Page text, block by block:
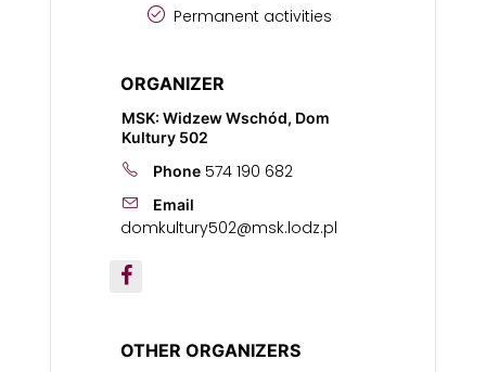
Permanent activities
ORGANIZER
MSK: Widzew Wschód, Dom
Kultury 502
Phone 574 190 682
Email
domkultury502@msk.lodz.pl
OTHER ORGANIZERS